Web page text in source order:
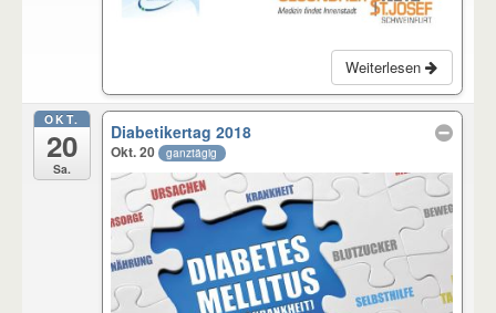
Weiterlesen
OKT.
20
Sa.
Diabetikertag 2018
Okt. 20 ganztägig